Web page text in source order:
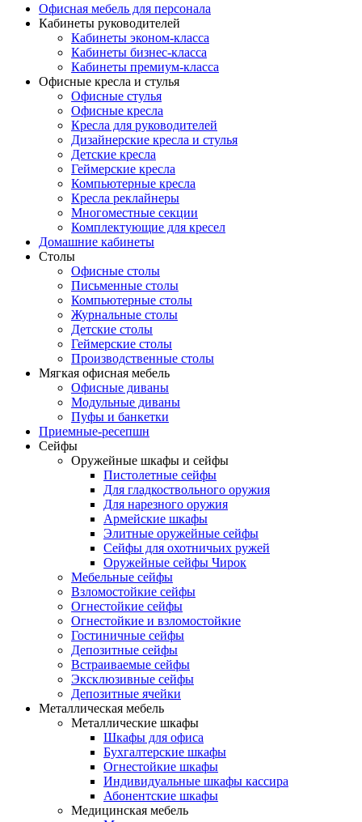
Офисная мебель для персонала
Кабинеты руководителей
Кабинеты эконом-класса
Кабинеты бизнес-класса
Кабинеты премиум-класса
Офисные кресла и стулья
Офисные стулья
Офисные кресла
Кресла для руководителей
Дизайнерские кресла и стулья
Детские кресла
Геймерские кресла
Компьютерные кресла
Кресла реклайнеры
Многоместные секции
Комплектующие для кресел
Домашние кабинеты
Столы
Офисные столы
Письменные столы
Компьютерные столы
Журнальные столы
Детские столы
Геймерские столы
Производственные столы
Мягкая офисная мебель
Офисные диваны
Модульные диваны
Пуфы и банкетки
Приемные-ресепшн
Сейфы
Оружейные шкафы и сейфы
Пистолетные сейфы
Для гладкоствольного оружия
Для нарезного оружия
Армейские шкафы
Элитные оружейные сейфы
Сейфы для охотничьих ружей
Оружейные сейфы Чирок
Мебельные сейфы
Взломостойкие сейфы
Огнестойкие сейфы
Огнестойкие и взломостойкие
Гостиничные сейфы
Депозитные сейфы
Встраиваемые сейфы
Эксклюзивные сейфы
Депозитные ячейки
Металлическая мебель
Металлические шкафы
Шкафы для офиса
Бухгалтерские шкафы
Огнестойкие шкафы
Индивидуальные шкафы кассира
Абонентские шкафы
Медицинская мебель